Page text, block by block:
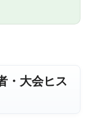
・大会ヒス